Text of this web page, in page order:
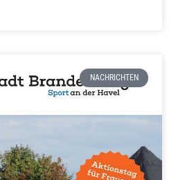
NACHRICHTEN